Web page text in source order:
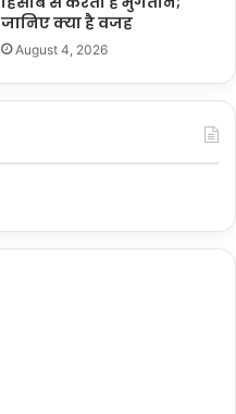
जानिए क्या है वजह
August 4, 2026